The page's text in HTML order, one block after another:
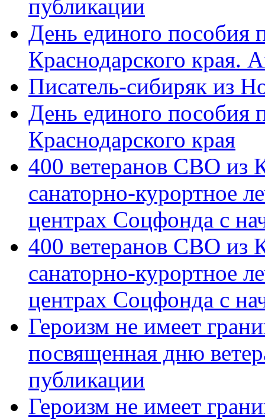
публикации
День единого пособия
Краснодарского края.
Писатель-сибиряк из
День единого пособия
Краснодарского края
400 ветеранов СВО из
санаторно-курортное
центрах Соцфонда с
400 ветеранов СВО из
санаторно-курортное
центрах Соцфонда с
Героизм не имеет
посвященная дню
публикации
Героизм не имеет